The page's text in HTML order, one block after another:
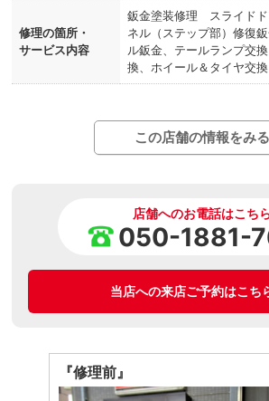
修理の箇所・
サービス内容
鈑金塗装修理 スライド
ネル（ステップ部）修復
ル鈑金、テールランプ交
換、ホイール＆タイヤ交換
この店舗の情報をみる
店舗へのお電話はこち
050-1881-
当店への来店ご予約はこち
『修理前』